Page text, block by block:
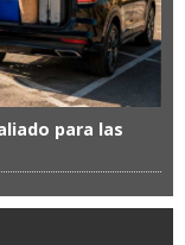
para las